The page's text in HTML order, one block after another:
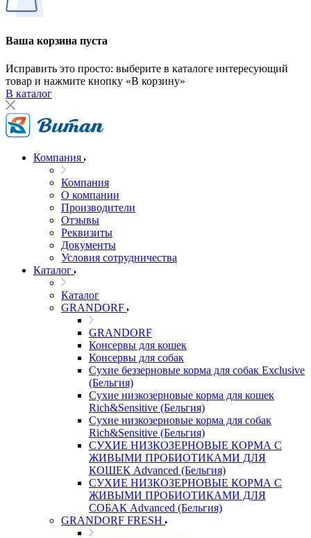
Ваша корзина пуста
Исправить это просто: выберите в каталоге интересующий
товар и нажмите кнопку «В корзину»
В каталог
Компания
Компания
О компании
Производители
Отзывы
Реквизиты
Документы
Условия сотрудничества
Каталог
Каталог
GRANDORF
GRANDORF
Консервы для кошек
Консервы для собак
Сухие беззерновые корма для собак Exclusive
(Бельгия)
Сухие низкозерновые корма для кошек
Rich&Sensitive (Бельгия)
Сухие низкозерновые корма для собак
Rich&Sensitive (Бельгия)
СУХИЕ НИЗКОЗЕРНОВЫЕ КОРМА С
ЖИВЫМИ ПРОБИОТИКАМИ ДЛЯ
КОШЕК Advanced (Бельгия)
СУХИЕ НИЗКОЗЕРНОВЫЕ КОРМА С
ЖИВЫМИ ПРОБИОТИКАМИ ДЛЯ
СОБАК Advanced (Бельгия)
GRANDORF FRESH